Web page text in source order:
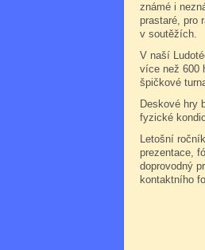
známé i
prastaré, pro
v soutěžích.
V naší
více než 600
špičkové
Deskové hry
fyzické
Letošní
prezentace,
doprovodný
kontaktního